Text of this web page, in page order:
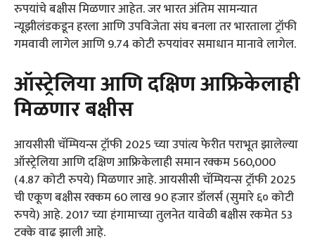
रुपयांचे बक्षीस मिळणार आहेत. जर भारत अंतिम सामन्यात
न्यूझीलंडकडून हरला आणि उपविजेता संघ बनला तर भारताला ट्रॉफी
गमवावी लागेल आणि 9.74 कोटी रुपयांवर समाधान मानावे लागेल.
ऑस्ट्रेलिया आणि दक्षिण आफ्रिकेलाही
मिळणार बक्षीस
आयसीसी चॅम्पियन्स ट्रॉफी 2025 च्या उपांत्य फेरीत पराभूत झालेल्या
ऑस्ट्रेलिया आणि दक्षिण आफ्रिकेलाही समान रक्कम 560,000
(4.87 कोटी रुपये) मिळणार आहे. आयसीसी चॅम्पियन्स ट्रॉफी 2025
ची एकूण बक्षीस रक्कम 60 लाख 90 हजार डॉलर्स (सुमारे ६० कोटी
रुपये) आहे. 2017 च्या हंगामाच्या तुलनेत यावेळी बक्षीस रकमेत 53
टक्के वाढ झाली आहे.